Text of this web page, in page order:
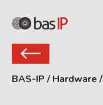
BAS-IP / Hardware /